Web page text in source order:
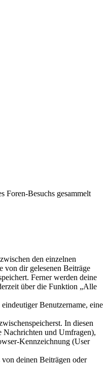
Foren-Besuchs gesammelt
den einzelnen
von dir gelesenen Beiträge
Ferner werden deine
über die Funktion „Alle
Benutzername, eine
In diesen
Nachrichten und Umfragen),
Kennzeichnung (User
deinen Beiträgen oder